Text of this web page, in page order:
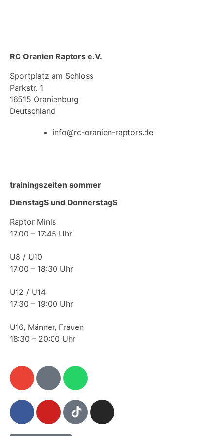
RC Oranien Raptors e.V.
Sportplatz am Schloss
Parkstr. 1
16515 Oranienburg
Deutschland
info@rc-oranien-raptors.de
trainingszeiten sommer
DienstagS und DonnerstagS
Raptor Minis
17:00 – 17:45 Uhr
U8 / U10
17:00 – 18:30 Uhr
U12 / U14
17:30 – 19:00 Uhr
U16, Männer, Frauen
18:30 – 20:00 Uhr